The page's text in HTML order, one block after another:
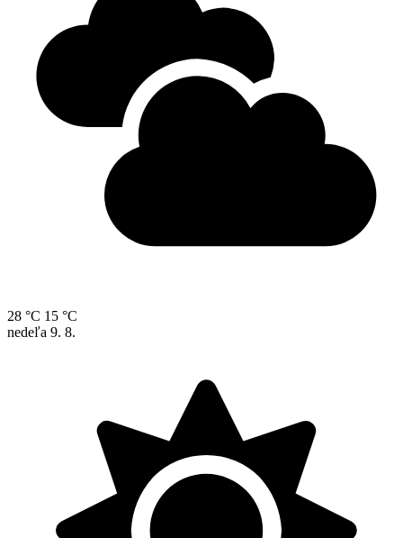
28 °C 15 °C
nedeľa 9. 8.